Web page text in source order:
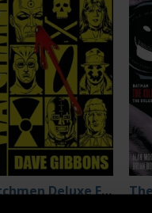
Watchmen Deluxe Edition